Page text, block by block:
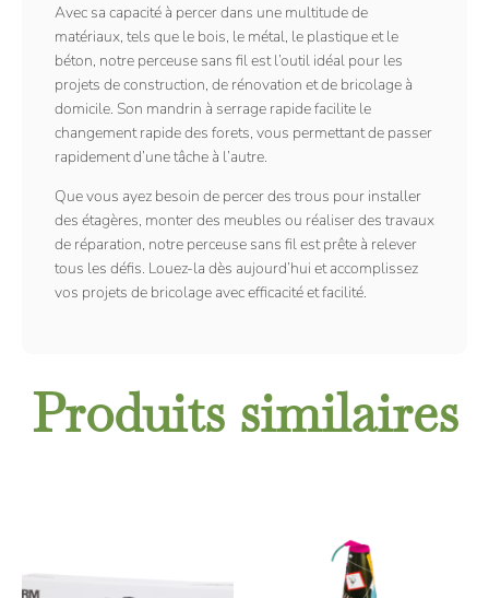
Avec sa capacité à percer dans une multitude de
matériaux, tels que le bois, le métal, le plastique et le
béton, notre perceuse sans fil est l’outil idéal pour les
projets de construction, de rénovation et de bricolage à
domicile. Son mandrin à serrage rapide facilite le
changement rapide des forets, vous permettant de passer
rapidement d’une tâche à l’autre.
Que vous ayez besoin de percer des trous pour installer
des étagères, monter des meubles ou réaliser des travaux
de réparation, notre perceuse sans fil est prête à relever
tous les défis. Louez-la dès aujourd’hui et accomplissez
vos projets de bricolage avec efficacité et facilité.
Produits similaires